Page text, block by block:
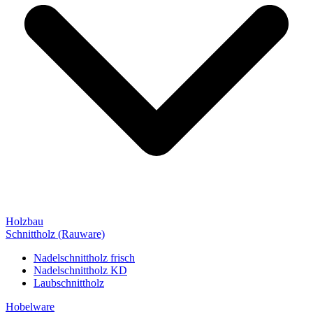
Holzbau
Schnittholz (Rauware)
Nadelschnittholz frisch
Nadelschnittholz KD
Laubschnittholz
Hobelware